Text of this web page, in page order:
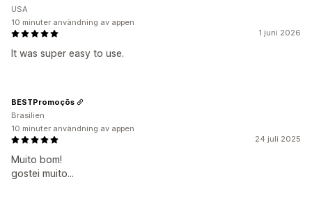
1 juni 2026
It was super easy to use.
USA
10 minuter användning av appen
24 juli 2025
Muito bom!
gostei muito...
BESTPromoçõs
Brasilien
10 minuter användning av appen